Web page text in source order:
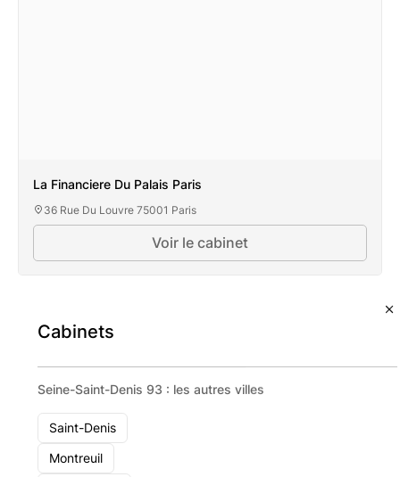
Cabinets
Seine-Saint-Denis 93 : les autres villes
Saint-Denis
Montreuil
La Financiere Du Palais Paris
36 Rue Du Louvre 75001 Paris
Voir le cabinet